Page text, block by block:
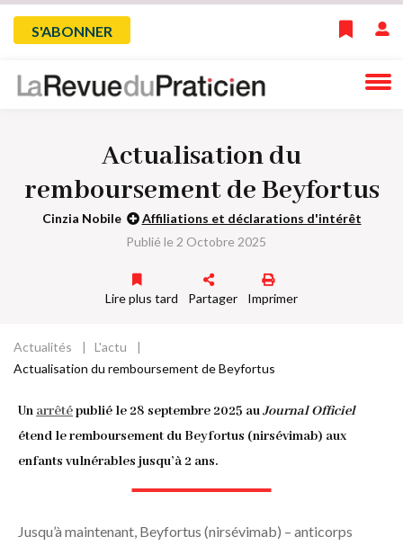
Skip
navigation
Menu
du
l'utilisateur
S'ABONNER
Actualisation du
remboursement de Beyfortus
Cinzia Nobile
Affiliations et déclarations d'intérêt
Publié le 2 Octobre 2025
Lire plus tard Partager Imprimer
Fil
d'Ariane
Actualités
L'actu
Actualisation du remboursement de Beyfortus
Un arrêtépublié le 28 septembre 2025 auJournal Officiel
étend le remboursement du Beyfortus (nirsévimab) aux
enfants vulnérables jusqu’à 2 ans.
Jusqu’à maintenant, Beyfortus (nirsévimab) – anticorps